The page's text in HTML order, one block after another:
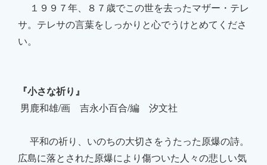
１９９７年、８７歳でこの世を去ったマザー・テレ
サ。テレサの言葉をしっかりと心でうけとめてくださ
い。
『小さな祈り』
男鹿和雄/画 吉永小百合/編 汐文社
平和の祈り、いのちの大切さをうたった原爆の詩。
広島に落とされた原爆により傷ついた人々の悲しい気